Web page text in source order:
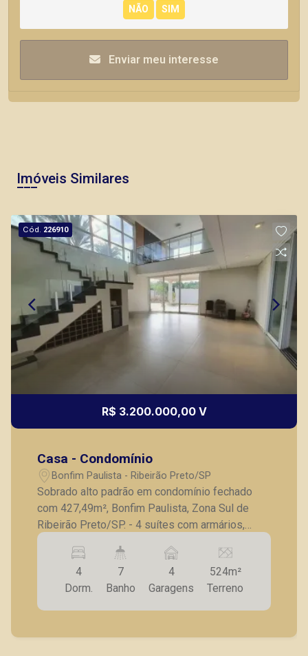
Enviar meu interesse
Imóveis Similares
Cód. 226910
R$ 3.200.000,00 V
Casa - Condomínio
Bonfim Paulista - Ribeirão Preto/SP
Sobrado alto padrão em condomínio fechado
com 427,49m², Bonfim Paulista, Zona Sul de
Ribeirão Preto/SP. - 4 suítes com armários,
sendo 1 master com closet; - Escritório; - Sala
para 2 ambientes; - Lavabo; - Cozinha gourmet
com churrasqueira; - Varanda gourmet; - Área de
serviço; - Banheiro de serviço; - Piscina
aquecida com hidro; - Sauna; - 4 vagas de
seus clientes com agilidade e segurança, em
4
Dorm.
7
Banho
4
Garagens
524m²
Terreno